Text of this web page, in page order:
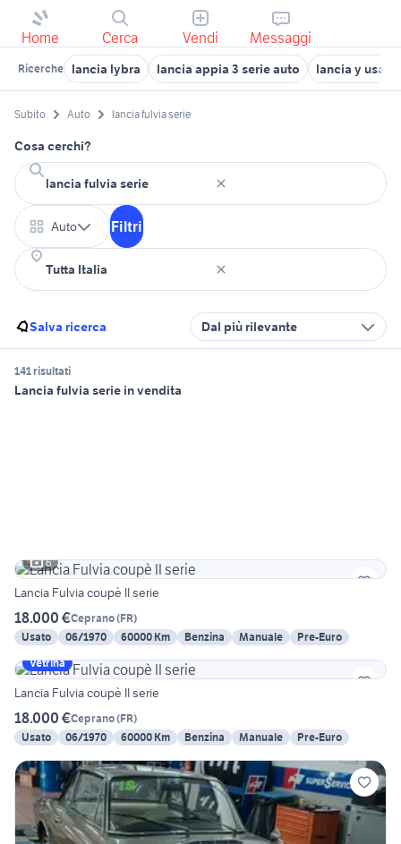
Home Cerca Vendi Messaggi
Ricerche lancia lybra lancia appia 3 serie auto lancia y usata
Subito Auto lancia fulvia serie
Cosa cerchi?
Auto Filtri
Salva ricerca Dal più rilevante
141 risultati
Lancia fulvia serie in vendita
6
Lancia Fulvia coupè II serie
18.000 €Ceprano(FR)
Usato
06/1970 60000 Km Benzina Manuale
Pre-Euro
Vetrina
Lancia Fulvia coupè II serie
18.000 €Ceprano(FR)
Usato
06/1970 60000 Km Benzina Manuale Pre-Euro